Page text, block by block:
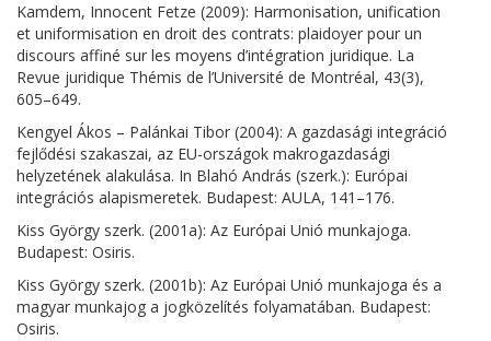
Kamdem, Innocent Fetze (2009): Harmonisation, unification
et uniformisation en droit des contrats: plaidoyer pour un
discours affiné sur les moyens d’intégration juridique. La
Revue juridique Thémis de l’Université de Montréal, 43(3),
605–649.
Kengyel Ákos – Palánkai Tibor (2004): A gazdasági integráció
fejlődési szakaszai, az EU-országok makrogazdasági
helyzetének alakulása. In Blahó András (szerk.): Európai
integrációs alapismeretek. Budapest: AULA, 141–176.
Kiss György szerk. (2001a): Az Európai Unió munkajoga.
Budapest: Osiris.
Kiss György szerk. (2001b): Az Európai Unió munkajoga és a
magyar munkajog a jogközelítés folyamatában. Budapest:
Osiris.